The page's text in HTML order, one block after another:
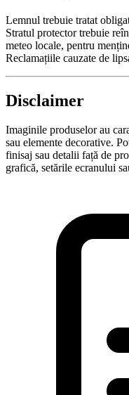
Lemnul trebuie tratat
Stratul protector trebuie
meteo locale, pentru
Reclamațiile cauzate de
Disclaimer
Imaginile produselor au
sau elemente decorative.
finisaj sau detalii față de
grafică, setările ecranului